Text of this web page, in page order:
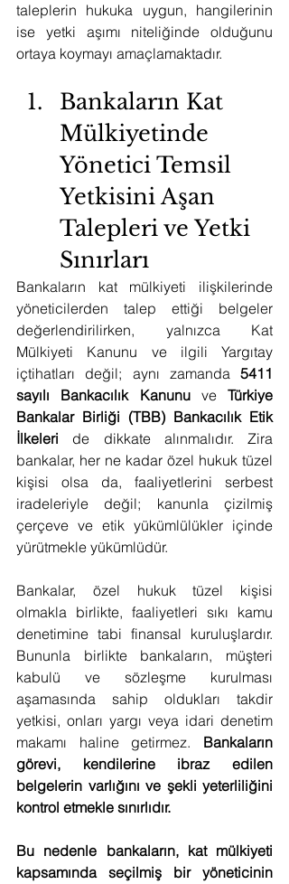
taleplerin hukuka uygun, hangilerinin
ise yetki aşımı niteliğinde olduğunu
ortaya koymayı amaçlamaktadır.
Bankaların Kat
Mülkiyetinde
Yönetici Temsil
Yetkisini Aşan
Talepleri ve Yetki
Sınırları
Bankaların kat mülkiyeti ilişkilerinde
yöneticilerden talep ettiği belgeler
değerlendirilirken, yalnızca Kat
Mülkiyeti Kanunu ve ilgili Yargıtay
içtihatları değil; aynı zamanda 5411
sayılı Bankacılık Kanunu ve Türkiye
Bankalar Birliği (TBB) Bankacılık Etik
İlkeleri de dikkate alınmalıdır. Zira
bankalar, her ne kadar özel hukuk tüzel
kişisi olsa da, faaliyetlerini serbest
iradeleriyle değil; kanunla çizilmiş
çerçeve ve etik yükümlülükler içinde
yürütmekle yükümlüdür.
Bankalar, özel hukuk tüzel kişisi
olmakla birlikte, faaliyetleri sıkı kamu
denetimine tabi finansal kuruluşlardır.
Bununla birlikte bankaların, müşteri
kabulü ve sözleşme kurulması
aşamasında sahip oldukları takdir
yetkisi, onları yargı veya idari denetim
makamı haline getirmez. Bankaların
görevi, kendilerine ibraz edilen
belgelerin varlığını ve şekli yeterliliğini
kontrol etmekle sınırlıdır.
Bu nedenle bankaların, kat mülkiyeti
kapsamında seçilmiş bir yöneticinin